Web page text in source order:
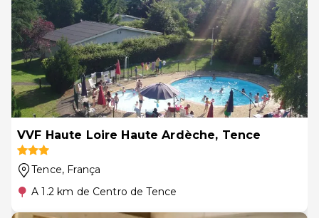
VVF Haute Loire Haute Ardèche, Tence
Tence, França
A 1.2 km de Centro de Tence